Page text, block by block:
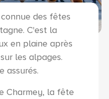
des fêtes
C'est la
en plaine après
les alpages.
assurés.
Charmey, la fête